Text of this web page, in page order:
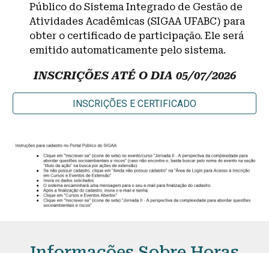
Público do Sistema Integrado de Gestão de
Atividades Acadêmicas (SIGAA UFABC) para
obter o certificado de participação. Ele será
emitido automaticamente pelo sistema.
INSCRIÇÕES ATÉ O DIA 05/07/2026
INSCRIÇÕES E CERTIFICADO